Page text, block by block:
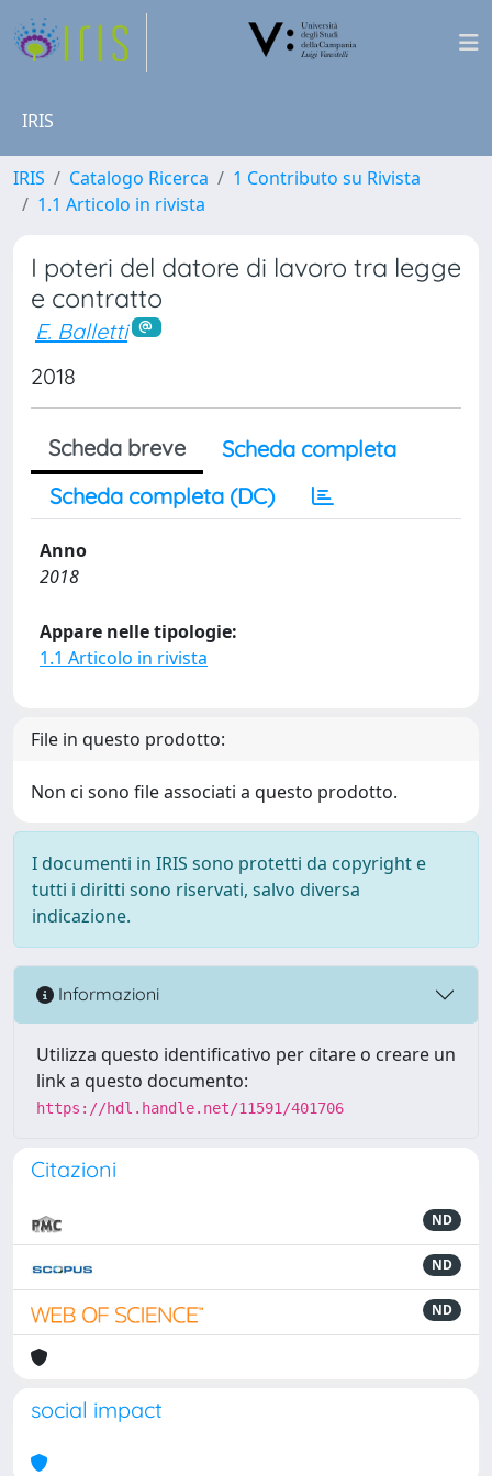
IRIS
IRIS Catalogo Ricerca
1 Contributo su Rivista
1.1 Articolo in rivista
I poteri del datore di lavoro tra legge
e contratto
E. Balletti
2018
Scheda breve
Scheda completa
Scheda completa (DC)
Anno
2018
Appare nelle tipologie:
1.1 Articolo in rivista
File in questo prodotto:
Non ci sono file associati a questo prodotto.
I documenti in IRIS sono protetti da copyright e
tutti i diritti sono riservati, salvo diversa
indicazione.
Informazioni
Utilizza questo identificativo per citare o creare un
link a questo documento:
https://hdl.handle.net/11591/401706
Citazioni
ND
ND
ND
social impact